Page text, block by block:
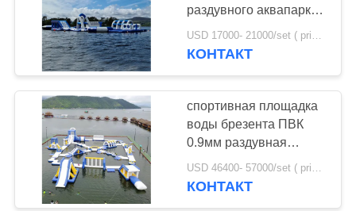
КАРТА
САЙТА
PRIVACY
POLICY
раздувного аквапарк
TUV плавая в
Ирландии
КОНТАКТ
спортивная площадка
воды брезента ПВК
0.9мм раздувная
плавая для курорта
USD 46400- 57000/set ( price just for reference, detailed prices need to be confirmed) MOQ:1PC
КОНТАКТ